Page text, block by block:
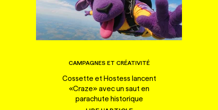
CAMPAGNES ET CRÉATIVITÉ
Cossette et Hostess lancent
«Craze» avec un saut en
parachute historique